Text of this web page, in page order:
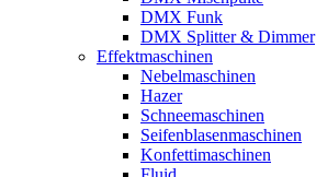
DMX Funk
DMX Splitter & Dimmer
Effektmaschinen
Nebelmaschinen
Hazer
Schneemaschinen
Seifenblasenmaschinen
Konfettimaschinen